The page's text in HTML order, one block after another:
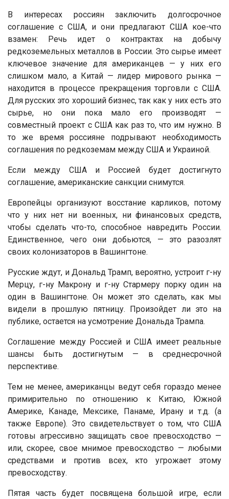
В интересах россиян заключить долгосрочное
соглашение с США, и они предлагают США кое-что
взамен: Речь идет о контрактах на добычу
редкоземельных металлов в России. Это сырье имеет
ключевое значение для американцев — у них его
слишком мало, а Китай — лидер мирового рынка —
находится в процессе прекращения торговли с США.
Для русских это хороший бизнес, так как у них есть это
сырье, но они пока мало его производят —
совместный проект с США как раз то, что им нужно. В
то же время россияне подрывают необходимость
соглашения по редкоземам между США и Украиной.
Если между США и Россией будет достигнуто
соглашение, американские санкции снимутся.
Европейцы организуют восстание карликов, потому
что у них нет ни военных, ни финансовых средств,
чтобы сделать что-то, способное навредить России.
Единственное, чего они добьются, — это разозлят
своих колонизаторов в Вашингтоне.
Русские ждут, и Дональд Трамп, вероятно, устроит г-ну
Мерцу, г-ну Макрону и г-ну Стармеру порку один на
один в Вашингтоне. Он может это сделать, как мы
видели в прошлую пятницу. Произойдет ли это на
публике, остается на усмотрение Дональда Трампа.
Соглашение между Россией и США имеет реальные
шансы быть достигнутым — в среднесрочной
перспективе.
Тем не менее, американцы ведут себя гораздо менее
примирительно по отношению к Китаю, Южной
Америке, Канаде, Мексике, Панаме, Ирану и т.д. (а
также Европе). Это свидетельствует о том, что США
готовы агрессивно защищать свое превосходство —
или, скорее, свое мнимое превосходство — любыми
средствами и против всех, кто угрожает этому
превосходству.
Пятая часть будет посвящена большой игре, если